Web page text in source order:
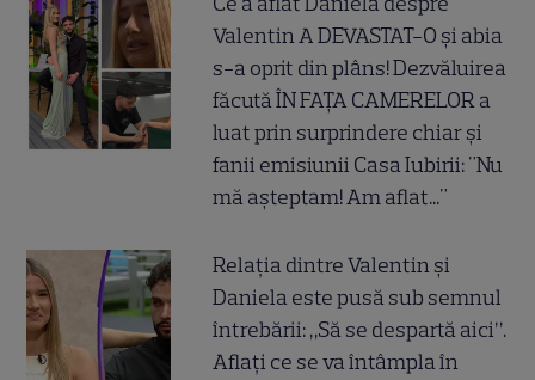
Valentin A DEVASTAT-O și abia
s-a oprit din plâns! Dezvăluirea
făcută ÎN FAȚA CAMERELOR a
luat prin surprindere chiar și
fanii emisiunii Casa Iubirii: "Nu
mă așteptam! Am aflat..."
Relația dintre Valentin și
Daniela este pusă sub semnul
întrebării: „Să se despartă aici”.
Aflați ce se va întâmpla în